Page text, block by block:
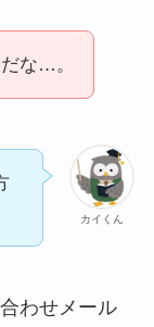
な…。
カイくん
わせメール